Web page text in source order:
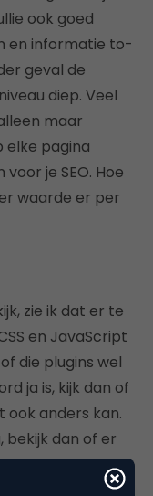
ook goed
en informatie to-
geval de
diep. Veel
maar
elke pagina
je SEO. Hoe
waarde er per
zie ik dat er te
en JavaScript
die plugins wel
ja is, kijk dan of
ook anders kan.
bekijk dan of er